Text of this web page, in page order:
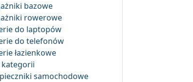
bazowe
rowerowe
do laptopów
do telefonów
łazienkowe
kategorii
samochodowe